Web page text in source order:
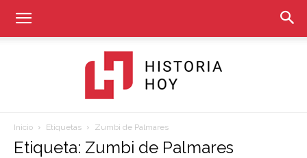
Historia
Inicio Etiquetas Zumbi de Palmares
Etiqueta: Zumbi de Palmares